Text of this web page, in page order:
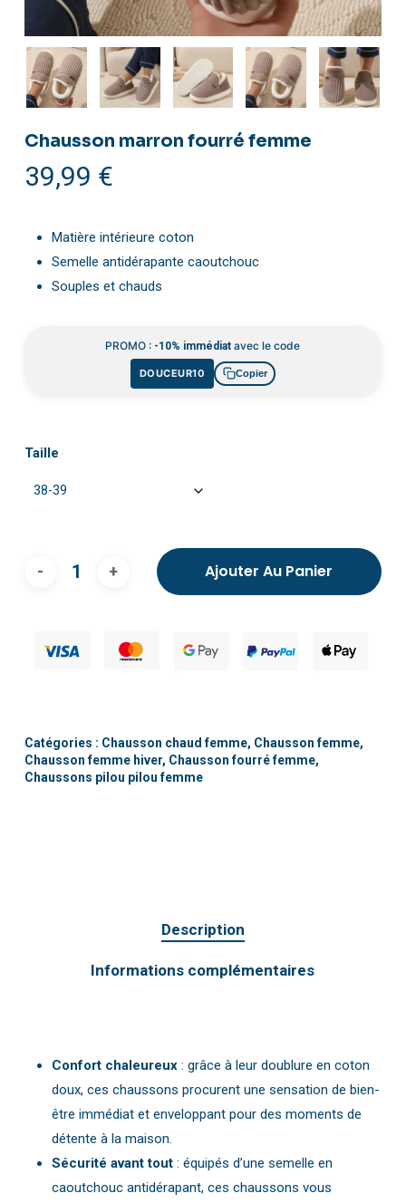
Chausson marron fourré femme
39,99 €
Matière intérieure coton
Semelle antidérapante caoutchouc
Souples et chauds
PROMO : -10% immédiat avec le code
DOUCEUR10 Copier
Taille
Ajouter Au Panier
Catégories : Chausson chaud femme, Chausson femme,
Chausson femme hiver, Chausson fourré femme,
Chaussons pilou pilou femme
Description
Informations complémentaires
Confort chaleureux: grâce à leur doublure en coton
doux, ces chaussons procurent une sensation de bien-
être immédiat et enveloppant pour des moments de
détente à la maison.
Sécurité avant tout: équipés d’une semelle en
caoutchouc antidérapant, ces chaussons vous